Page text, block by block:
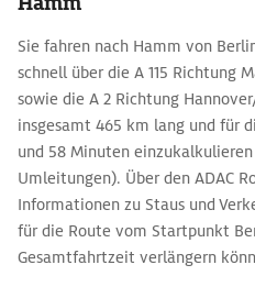
Sie fahren nach Hamm von
schnell über die A 115 Richtung
sowie die A 2 Richtung
insgesamt 465 km lang und für
und 58 Minuten
Umleitungen). Über den ADAC
Informationen zu Staus und
für die Route vom Startpunkt
Gesamtfahrtzeit verlängern